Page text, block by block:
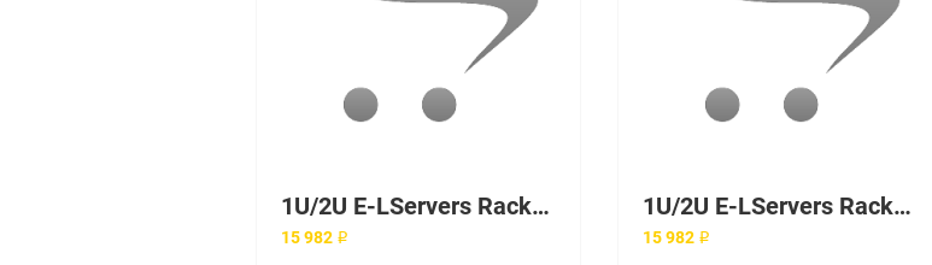
1U/2U E-LServers Rackmount Rail
15 982 ₽
1U/2U E-LServers Rackmount Rail
15 982 ₽